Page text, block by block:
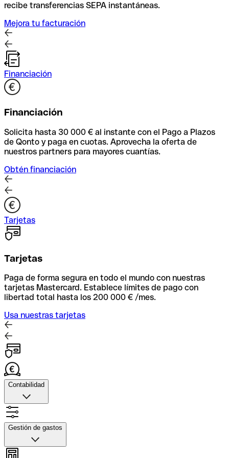
recibe transferencias SEPA instantáneas.
Mejora tu facturación
Financiación
Financiación
Solicita hasta 30 000 € al instante con el Pago a Plazos
de Qonto y paga en cuotas. Aprovecha la oferta de
nuestros partners para mayores cuantías.
Obtén financiación
Tarjetas
Tarjetas
Paga de forma segura en todo el mundo con nuestras
tarjetas Mastercard. Establece límites de pago con
libertad total hasta los 200 000 € /mes.
Usa nuestras tarjetas
Contabilidad
Contabilidad
Sube fotos de tus recibos, automatiza la facxturación y
conecta con tu herramienta contable para una
conciliación rápida.
Gestión de gastos
Gestión de gastos